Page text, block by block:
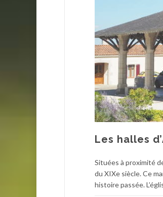
Les halles
Situées à proximité
du XIXe siècle. Ce
histoire passée.